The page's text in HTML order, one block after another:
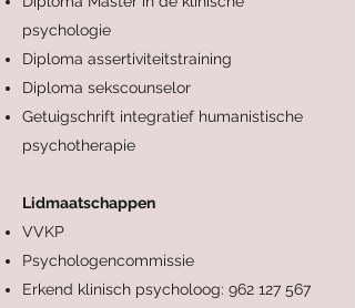
psychologie
Diploma assertiviteitstraining
Diploma sekscounselor
Getuigschrift integratief humanistische
psychotherapie
Lidmaatschappen
VVKP
Psychologencommissie
Erkend klinisch psycholoog: 962 127 567